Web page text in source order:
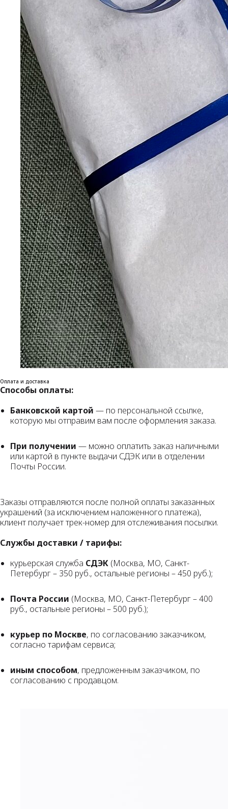
Оплата и доставка
Способы оплаты:
Банковской картой — по персональной ссылке,
которую мы отправим вам после оформления заказа.
При получении — можно оплатить заказ наличными
или картой в пункте выдачи СДЭК или в отделении
Почты России.
Заказы отправляются после полной оплаты заказанных
украшений (за исключением наложенного платежа),
клиент получает трек-номер для отслеживания посылки.
Службы доставки / тарифы:
курьерская служба СДЭК (Москва, МО, Санкт-
Петербург – 350 руб., остальные регионы – 450 руб.);
Почта России (Москва, МО, Санкт-Петербург – 400
руб., остальные регионы – 500 руб.);
курьер по Москве, по согласованию заказчиком,
согласно тарифам сервиса;
иным способом, предложенным заказчиком, по
согласованию с продавцом.